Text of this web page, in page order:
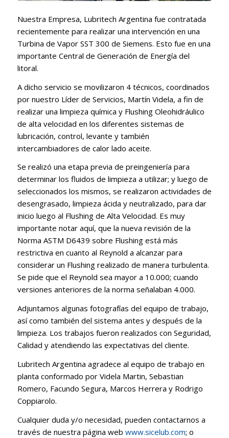
Nuestra Empresa, Lubritech Argentina fue contratada
recientemente para realizar una intervención en una
Turbina de Vapor SST 300 de Siemens. Esto fue en una
importante Central de Generación de Energía del
litoral.
A dicho servicio se movilizaron 4 técnicos, coordinados
por nuestro Líder de Servicios, Martín Videla, a fin de
realizar una limpieza química y Flushing Oleohidráulico
de alta velocidad en los diferentes sistemas de
lubricación, control, levante y también
intercambiadores de calor lado aceite.
Se realizó una etapa previa de preingeniería para
determinar los fluidos de limpieza a utilizar; y luego de
seleccionados los mismos, se realizaron actividades de
desengrasado, limpieza ácida y neutralizado, para dar
inicio luego al Flushing de Alta Velocidad. Es muy
importante notar aquí, que la nueva revisión de la
Norma ASTM D6439 sobre Flushing está más
restrictiva en cuanto al Reynold a alcanzar para
considerar un Flushing realizado de manera turbulenta.
Se pide que el Reynold sea mayor a 10.000; cuando
versiones anteriores de la norma señalaban 4.000.
Adjuntamos algunas fotografías del equipo de trabajo,
así como también del sistema antes y después de la
limpieza. Los trabajos fueron realizados con Seguridad,
Calidad y atendiendo las expectativas del cliente.
Lubritech Argentina agradece al equipo de trabajo en
planta conformado por Videla Martin, Sebastian
Romero, Facundo Segura, Marcos Herrera y Rodrigo
Coppiarolo.
Cualquier duda y/o necesidad, pueden contactarnos a
través de nuestra página web www.sicelub.com; o